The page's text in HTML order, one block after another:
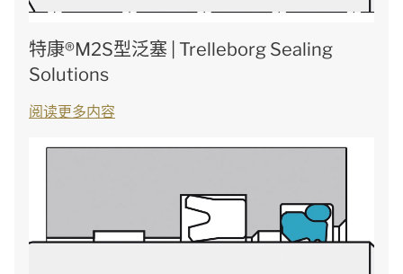
特康®M2S型泛塞 | Trelleborg Sealing
Solutions
阅读更多内容